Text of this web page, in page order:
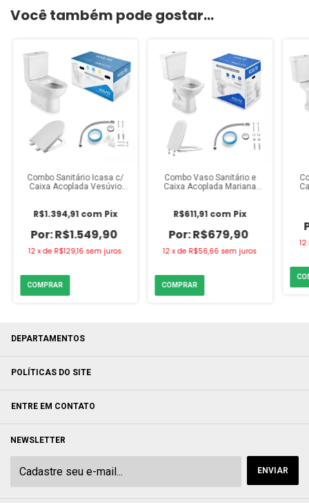
Você também pode gostar...
Combo Sanitário Icasa c/
Caixa Acoplada Vesúvio
R$1.549,90
R$1.394,91 com Pix
12 xde R$129,16 sem juros
Combo Vaso Sanitário e
Caixa Acoplada Mariana
R$679,90
R$611,91 com Pix
12 xde R$56,66 sem juros
12
DEPARTAMENTOS
POLÍTICAS DO SITE
ENTRE EM CONTATO
NEWSLETTER